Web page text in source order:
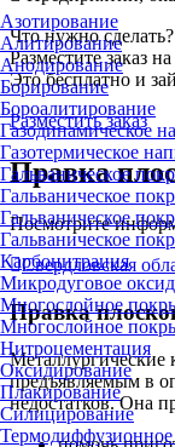
Азотирование
Алитирование
Анодирование
Борирование
Бороалитирование
Газодинамическое
Газотермическое
Гальваническое
Гальваническое
Гальваническое
Гальваническое
Карбонитрация
Микродуговое
Многослойное
Многослойное
Нитроцементация
Оксидирование
Плакирование
Силицирование
Что нужно сделать?
Разместите заказ
Это бесплатно и
Разместить заказ
Правка
Посмотрите
Свердловская
Правка
Металлургические
предъявляемым в
недостатков. Она